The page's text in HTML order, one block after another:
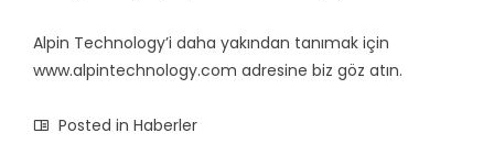
Alpin Technology’i daha yakından tanımak için
www.alpintechnology.com adresine biz göz atın.
Posted in Haberler